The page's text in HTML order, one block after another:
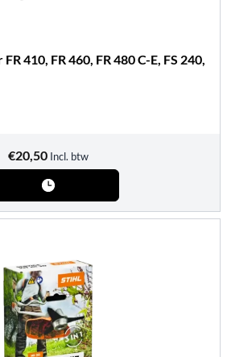
410, FR 460, FR 480 C-E, FS 240,
€20,50 Incl. btw